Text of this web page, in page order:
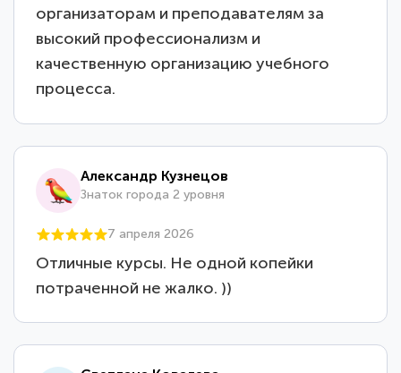
организаторам и преподавателям за
высокий профессионализм и
качественную организацию учебного
процесса.
Александр Кузнецов
Знаток города 2 уровня
7 апреля 2026
Отличные курсы. Не одной копейки
потраченной не жалко. ))